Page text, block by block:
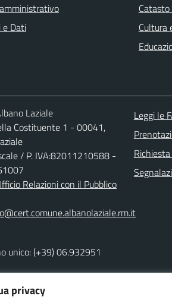
privacy
e Dati
Cultura
Laziale
Costituente 1 - 00041,
/ P. IVA:82011210588 -
Relazioni con il Pubblico
unico: (+39) 06.932951
Leggi le